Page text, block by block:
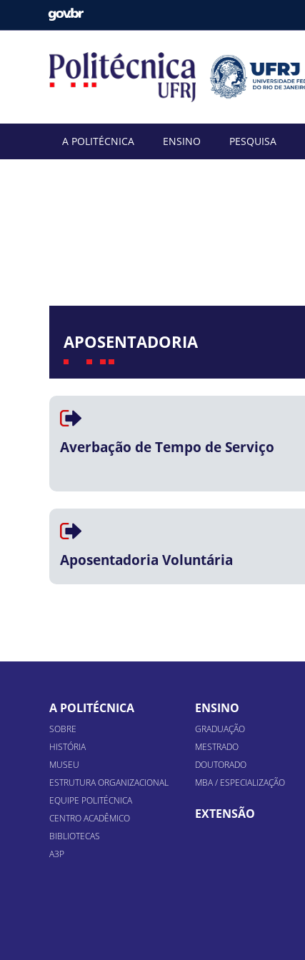
A POLITÉCNICA ENSINO PESQUISA
APOSENTADORIA
Averbação de Tempo de Serviço
Aposentadoria Voluntária
A POLITÉCNICA
SOBRE
HISTÓRIA
MUSEU
ESTRUTURA ORGANIZACIONAL
EQUIPE POLITÉCNICA
CENTRO ACADÊMICO
BIBLIOTECAS
A3P
ENSINO
GRADUAÇÃO
MESTRADO
DOUTORADO
MBA / ESPECIALIZAÇÃO
EXTENSÃO